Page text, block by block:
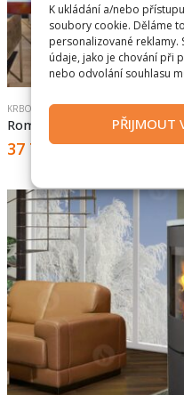
K ukládání a/nebo
soubory cookie. Děláme
personalizované reklamy.
údaje, jako je chování při
nebo odvolání souhlasu
PŘIJMOUT
KRBOVÁ KAMNA
Romotop EVORA T 01
37 700Kč včetně 21%